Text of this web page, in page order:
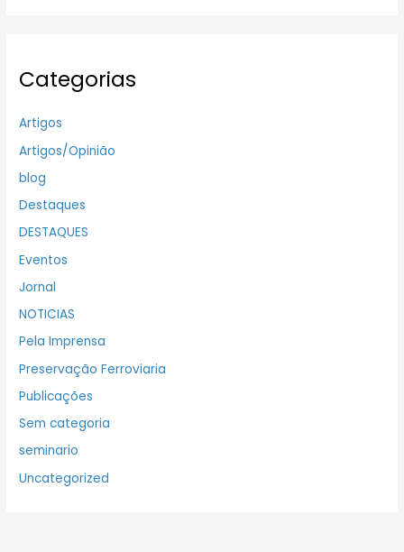
Categorias
Artigos
Artigos/Opinião
blog
Destaques
DESTAQUES
Eventos
Jornal
NOTICIAS
Pela Imprensa
Preservação Ferroviaria
Publicações
Sem categoria
seminario
Uncategorized